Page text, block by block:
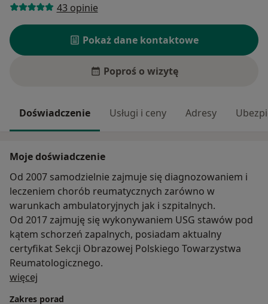
43 opinie
Pokaż dane kontaktowe
Poproś o wizytę
Doświadczenie Usługi i ceny Adresy
Moje doświadczenie
Od 2007 samodzielnie zajmuje się diagnozowaniem i
leczeniem chorób reumatycznych zarówno w
warunkach ambulatoryjnych jak i szpitalnych.
Od 2017 zajmuję się wykonywaniem USG stawów pod
kątem schorzeń zapalnych, posiadam aktualny
certyfikat Sekcji Obrazowej Polskiego Towarzystwa
Reumatologicznego.
więcej
Zakres porad